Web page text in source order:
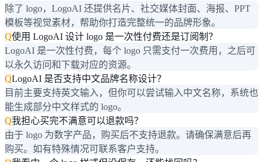
除了 logo，LogoAI 还提供名片、社交媒体封面、海报、PPT
模板等视觉素材，帮助你打造完整统一的品牌形象。
Q使用 LogoAI 设计 logo 是一次性付费还是订阅制？
LogoAI 是一次性付费，每个 logo 只需支付一次费用，之后可
以永久访问和下载对应的资源。
QLogoAI 是否支持中文品牌名称设计？
目前主要支持英文输入，但你可以尝试输入中文名称，系统也
能生成部分中文样式的 logo。
Q我担心买完不满意可以退款吗？
由于 logo 为数字产品，购买后不支持退款。请确保满意后再
购买。如有特殊情况可联系客户支持。